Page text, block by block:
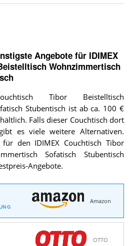
Angebote für IDIMEX
Wohnzimmertisch
Tibor Beistelltisch
Stubentisch ist ab ca. 100 €
Falls dieser Couchtisch dort
es viele weitere Alternativen.
für den IDIMEX Couchtisch Tibor
Sofatisch Stubentisch
Angebote.
Amazon
OTTO